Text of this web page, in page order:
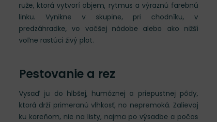
ruže, ktorá vytvorí objem, rytmus a výraznú farebnú
linku. Vynikne v skupine, pri chodníku, v
predzáhradke, vo väčšej nádobe alebo ako nižší
voľne rastúci živý plot.
Pestovanie a rez
Vysaď ju do hlbšej, humóznej a priepustnej pôdy,
ktorá drží primeranú vlhkosť, no nepremoká. Zalievaj
ku koreňom, nie na listy, najmä po výsadbe a počas